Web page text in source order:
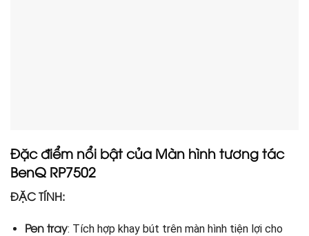
Đặc điểm nổi bật của Màn hình tương tác
BenQ RP7502
ĐẶC TÍNH:
Pen tray: Tích hợp khay bút trên màn hình tiện lợi cho